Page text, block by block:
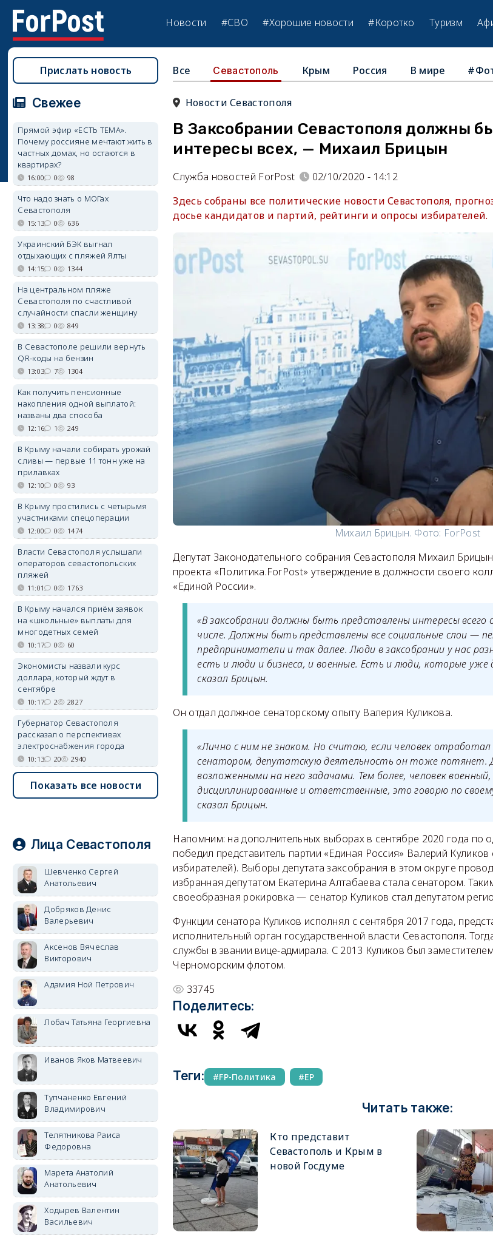
Новости #СВО #Хорошие новости #Коротко Туризм
Все Севастополь Крым Россия В мире
Новости Севастополя
В Заксобрании Севастополя должны
интересы всех, — Михаил Брицын
Служба новостей ForPost
02/10/2020 - 14:12
Здесь собраны все политические новости Севастополя,
досье кандидатов и партий, рейтинги и опросы избирателей.
Михаил Брицын. Фото: ForPost
Депутат Законодательного собрания Севастополя Михаил
проекта «Политика.ForPost» утверждение в должности своего
«Единой России».
«В заксобрании должны быть представлены интересы
числе. Должны быть представлены все социальные слои —
предприниматели и так далее. Люди в заксобрании у нас
есть и люди и бизнеса, и военные. Есть и люди, которые
сказал Брицын.
Он отдал должное сенаторскому опыту Валерия Куликова.
«Лично с ним не знаком. Но считаю, если человек отработал
сенатором, депутатскую деятельность он тоже потянет.
возложенными на него задачами. Тем более, человек
дисциплинированные и ответственные, это говорю по
сказал Брицын.
Напомним: на дополнительных выборах в сентябре 2020 года по
победил представитель партии «Единая Россия» Валерий Куликов
избирателей). Выборы депутата заксобрания в этом округе
избранная депутатом Екатерина Алтабаева стала сенатором.
своеобразная рокировка — сенатор Куликов стал депутатом
Функции сенатора Куликов исполнял с сентября 2017 года,
исполнительный орган государственной власти Севастополя.
службы в звании вице-адмирала. С 2013 Куликов был
Черноморским флотом.
33745
Поделитесь:
Теги: FP-Политика ЕР
Читать также:
Кто представит
Севастополь и Крым в
новой Госдуме
Прислать новость
Свежее
Прямой эфир «ЕСТЬ ТЕМА».
Почему россияне мечтают жить в
частных домах, но остаются в
квартирах?
16:00 0 98
Что надо знать о МОГах
Севастополя
15:13 0 636
Украинский БЭК выгнал
отдыхающих с пляжей Ялты
14:15 0 1344
На центральном пляже
Севастополя по счастливой
случайности спасли женщину
13:38 0 849
В Севастополе решили вернуть
QR-коды на бензин
13:03 7 1304
Как получить пенсионные
накопления одной выплатой:
названы два способа
12:16 1 249
В Крыму начали собирать урожай
сливы — первые 11 тонн уже на
прилавках
12:10 0 93
В Крыму простились с четырьмя
участниками спецоперации
12:00 0 1474
Власти Севастополя услышали
операторов севастопольских
пляжей
11:01 0 1763
В Крыму начался приём заявок
на «школьные» выплаты для
многодетных семей
10:17 0 60
Экономисты назвали курс
доллара, который ждут в
сентябре
10:17 2 2827
Губернатор Севастополя
рассказал о перспективах
электроснабжения города
10:13 20 2940
Показать все новости
Лица Севастополя
Шевченко Сергей
Анатольевич
Добряков Денис
Валерьевич
Аксенов Вячеслав
Викторович
Адамия Ной Петрович
Лобач Татьяна Георгиевна
Иванов Яков Матвеевич
Тупчаненко Евгений
Владимирович
Телятникова Раиса
Федоровна
Марета Анатолий
Анатольевич
Ходырев Валентин
Васильевич